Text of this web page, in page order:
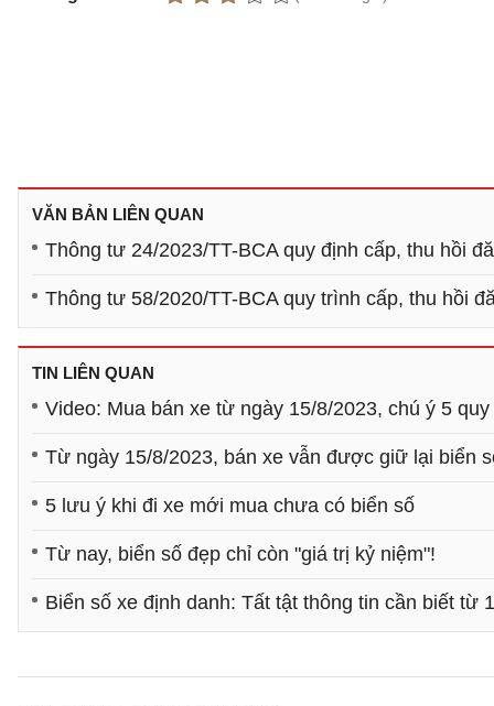
VĂN BẢN LIÊN QUAN
Thông tư 24/2023/TT-BCA quy định cấp, thu hồi
Thông tư 58/2020/TT-BCA quy trình cấp, thu hồi
TIN LIÊN QUAN
Video: Mua bán xe từ ngày 15/8/2023, chú ý 5
Từ ngày 15/8/2023, bán xe vẫn được giữ lại biển
5 lưu ý khi đi xe mới mua chưa có biển số
Từ nay, biển số đẹp chỉ còn "giá trị kỷ niệm"!
Biển số xe định danh: Tất tật thông tin cần biết từ